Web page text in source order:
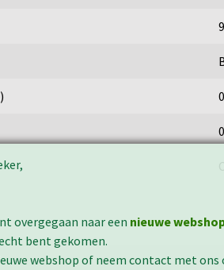
overgegaan naar een nieuwe
bent gekomen.
webshop of neem contact met ons